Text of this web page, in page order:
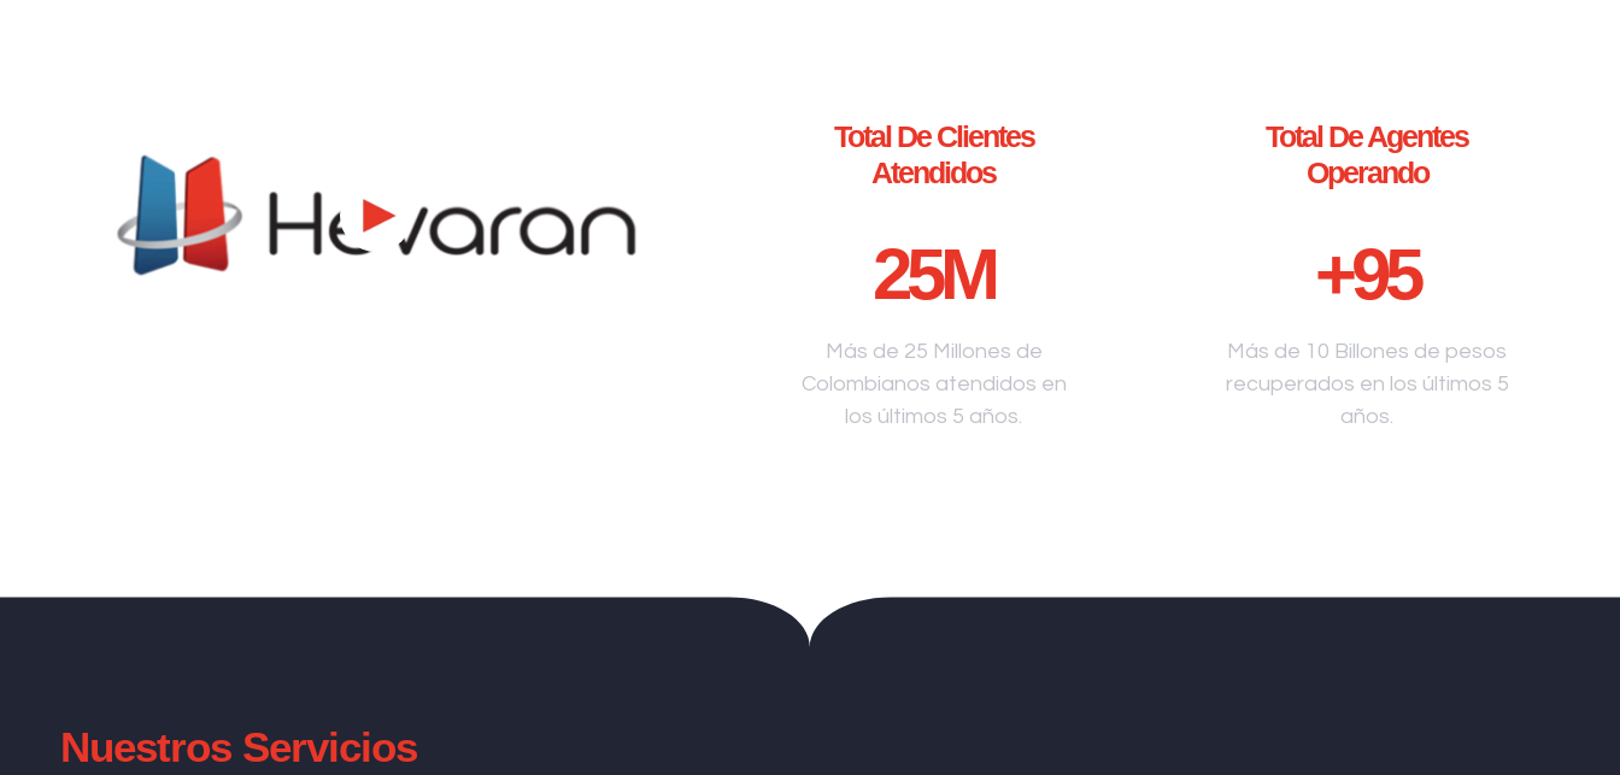
Total De Clientes
Atendidos
25M
Más de 25 Millones de
Colombianos atendidos en
los últimos 5 años.
Total De Agentes
Operando
+95
Más de 10 Billones de pesos
recuperados en los últimos 5
años.
Nuestros Servicios